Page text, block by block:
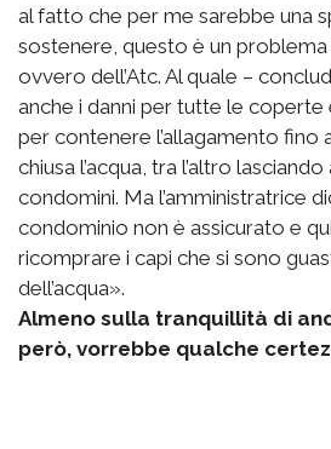
al fatto che per me sarebbe una
sostenere, questo è un problema
ovvero dell’Atc. Al quale –
anche i danni per tutte le coperte
per contenere l’allagamento fino
chiusa l’acqua, tra l’altro
condomini. Ma l’amministratrice
condominio non è assicurato e
ricomprare i capi che si sono
dell’acqua».
Almeno sulla tranquillità di
però, vorrebbe qualche